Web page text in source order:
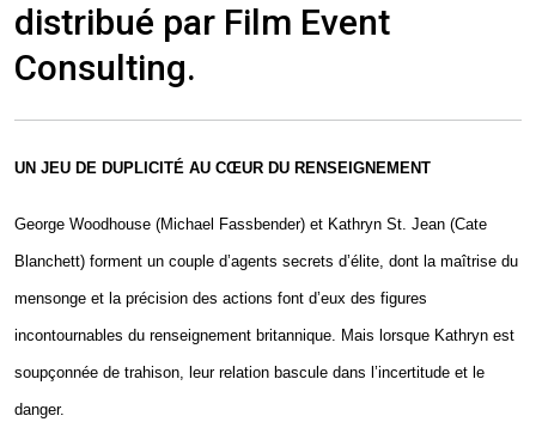
distribué par Film Event
Consulting.
UN JEU DE DUPLICITÉ AU CŒUR DU RENSEIGNEMENT
George Woodhouse (Michael Fassbender) et Kathryn St. Jean (Cate
Blanchett) forment un couple d’agents secrets d’élite, dont la maîtrise du
mensonge et la précision des actions font d’eux des figures
incontournables du renseignement britannique. Mais lorsque Kathryn est
soupçonnée de trahison, leur relation bascule dans l’incertitude et le
danger.